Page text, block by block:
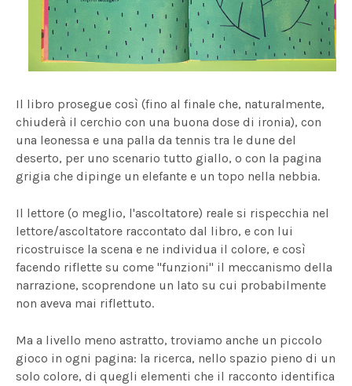
Il libro prosegue così (fino al finale che, naturalmente,
chiuderà il cerchio con una buona dose di ironia), con
una leonessa e una palla da tennis tra le dune del
deserto, per uno scenario tutto giallo, o con la pagina
grigia che dipinge un elefante e un topo nella nebbia.
Il lettore (o meglio, l'ascoltatore) reale si rispecchia nel
lettore/ascoltatore raccontato dal libro, e con lui
ricostruisce la scena e ne individua il colore, e così
facendo riflette su come "funzioni" il meccanismo della
narrazione, scoprendone un lato su cui probabilmente
non aveva mai riflettuto.
Ma a livello meno astratto, troviamo anche un piccolo
gioco in ogni pagina: la ricerca, nello spazio pieno di un
solo colore, di quegli elementi che il racconto identifica